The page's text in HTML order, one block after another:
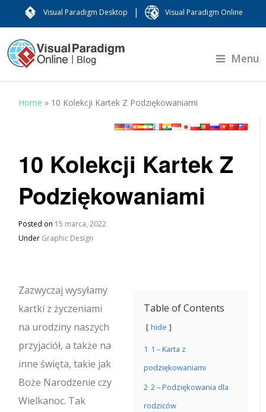
Visual Paradigm Desktop | Visual Paradigm Online
Menu
Home » 10 Kolekcji Kartek Z Podziękowaniami
10 Kolekcji Kartek Z
Podziękowaniami
Posted on 15 marca, 2022
Under Graphic Design
Table of Contents
hide
1 1 – Karta z
podziękowaniami
2 2 – Podziękowania dla
rodziców
Zazwyczaj wysyłamy
kartki z życzeniami
na urodziny naszych
przyjaciół, a także na
inne święta, takie jak
Boże Narodzenie czy
Wielkanoc. Tak